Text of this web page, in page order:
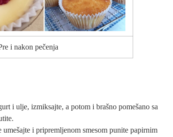
i nakon pečenja
i ulje, izmiksajte, a potom i brašno pomešano sa
i pripremljenom smesom punite papirnim